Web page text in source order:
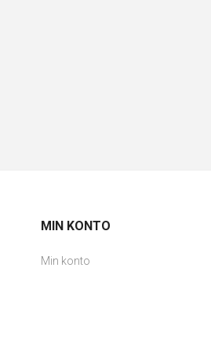
MIN KONTO
Min konto